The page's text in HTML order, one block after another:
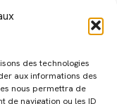
des technologies
aux informations des
nous permettra de
de navigation ou les ID
BLOG CONTACT